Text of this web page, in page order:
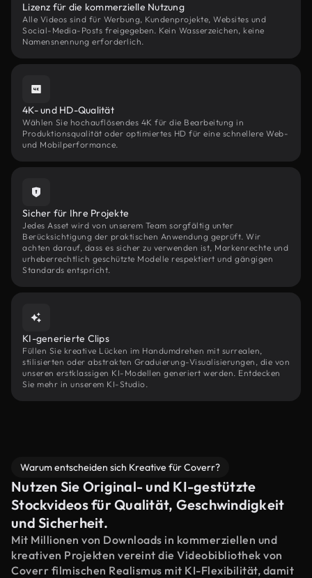
Lizenz für die kommerzielle Nutzung
Alle Videos sind für Werbung, Kundenprojekte, Websites und
Social-Media-Posts freigegeben. Kein Wasserzeichen, keine
Namensnennung erforderlich.
4K- und HD-Qualität
Wählen Sie hochauflösendes 4K für die Bearbeitung in
Produktionsqualität oder optimiertes HD für eine schnellere Web-
und Mobilperformance.
Sicher für Ihre Projekte
Jedes Asset wird von unserem Team sorgfältig unter
Berücksichtigung der praktischen Anwendung geprüft. Wir
achten darauf, dass es sicher zu verwenden ist, Markenrechte und
urheberrechtlich geschützte Modelle respektiert und gängigen
Standards entspricht.
KI-generierte Clips
Füllen Sie kreative Lücken im Handumdrehen mit surrealen,
stilisierten oder abstrakten Graduierung-Visualisierungen, die von
unseren erstklassigen KI-Modellen generiert werden. Entdecken
Sie mehr in unserem KI-Studio.
Warum entscheiden sich Kreative für Coverr?
Nutzen Sie Original- und KI-gestützte
Stockvideos für Qualität, Geschwindigkeit
und Sicherheit.
Mit Millionen von Downloads in kommerziellen und
kreativen Projekten vereint die Videobibliothek von
Coverr filmischen Realismus mit KI-Flexibilität, damit